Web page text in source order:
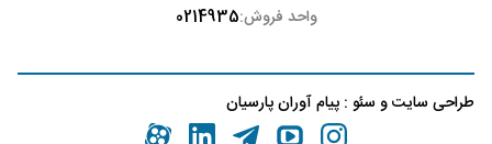
واحد فروش:0214935
طراحی سایتوسئو : پیام آوران پارسیان